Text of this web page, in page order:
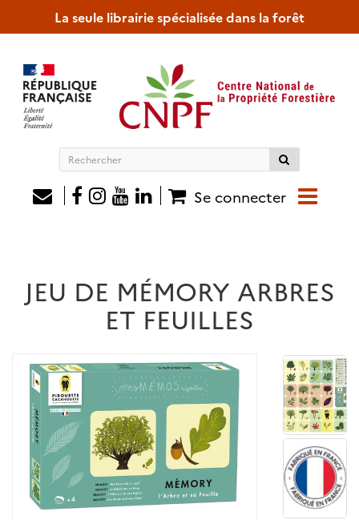
La seule librairie spécialisée dans la forêt
Rechercher
siteSe connecter
JEU DE MÉMORY ARBRES
ET FEUILLES